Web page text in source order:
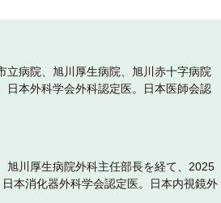
立病院、旭川厚生病院、旭川赤十字病院
日本外科学会外科認定医。日本医師会認
旭川厚生病院外科主任部長を経て、2025
本消化器外科学会認定医。日本内視鏡外